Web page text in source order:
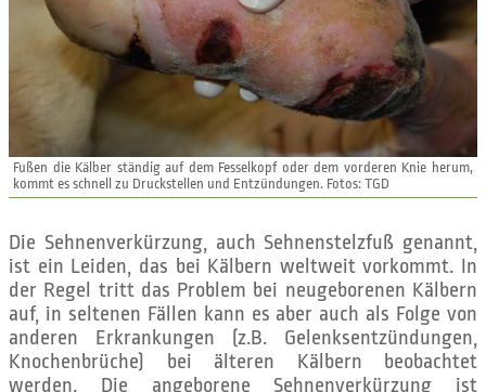
Fußen die Kälber ständig auf dem Fesselkopf oder dem vorderen Knie herum,
kommt es schnell zu Druckstellen und Entzündungen. Fotos: TGD
Die Sehnenverkürzung, auch Sehnenstelzfuß genannt,
ist ein Leiden, das bei Kälbern weltweit vorkommt. In
der Regel tritt das Problem bei neugeborenen Kälbern
auf, in seltenen Fällen kann es aber auch als Folge von
anderen Erkrankungen (z.B. Gelenksentzündungen,
Knochenbrüche) bei älteren Kälbern beobachtet
werden. Die angeborene Sehnenverkürzung ist